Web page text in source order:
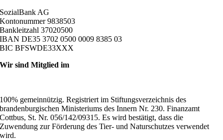
SozialBank AG
Kontonummer 9838503
Bankleitzahl 37020500
IBAN DE35 3702 0500 0009 8385 03
BIC BFSWDE33XXX
Wir sind Mitglied im
100% gemeinnützig. Registriert im Stiftungsverzeichnis des
brandenburgischen Ministeriums des Innern Nr. 230. Finanzamt
Cottbus, St. Nr. 056/142/09315. Es wird bestätigt, dass die
Zuwendung zur Förderung des Tier- und Naturschutzes verwendet
wird.